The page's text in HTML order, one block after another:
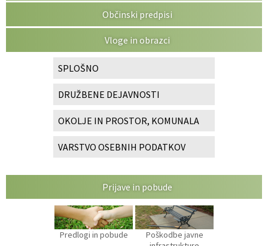
Občinski predpisi
Vloge in obrazci
SPLOŠNO
DRUŽBENE DEJAVNOSTI
OKOLJE IN PROSTOR, KOMUNALA
VARSTVO OSEBNIH PODATKOV
Prijave in pobude
Predlogi in pobude
Poškodbe javne